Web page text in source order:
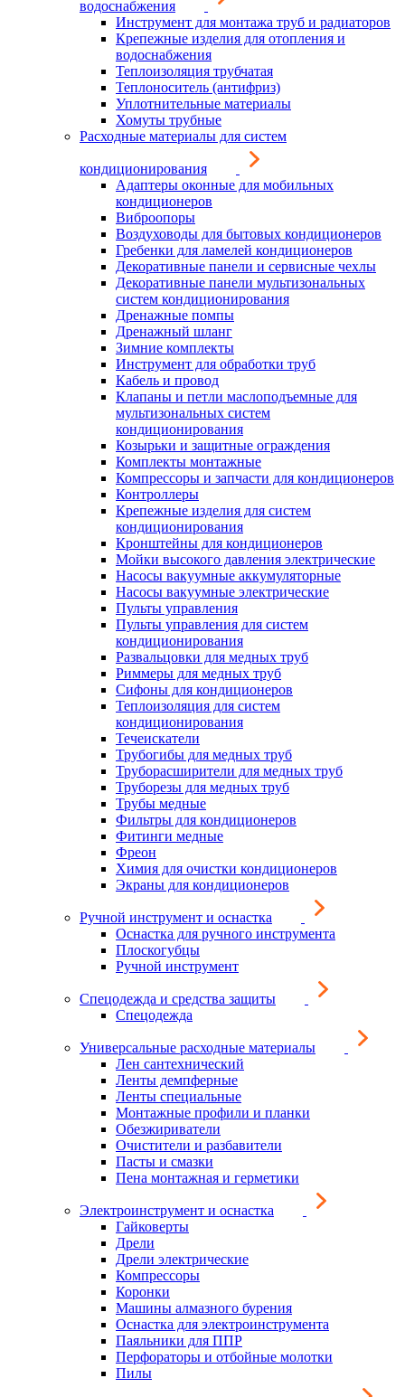
водоснабжения
Инструмент для монтажа труб и радиаторов
Крепежные изделия для отопления и
водоснабжения
Теплоизоляция трубчатая
Теплоноситель (антифриз)
Уплотнительные материалы
Хомуты трубные
Расходные материалы для систем
кондиционирования
Адаптеры оконные для мобильных
кондиционеров
Виброопоры
Воздуховоды для бытовых кондиционеров
Гребенки для ламелей кондиционеров
Декоративные панели и сервисные чехлы
Декоративные панели мультизональных
систем кондиционирования
Дренажные помпы
Дренажный шланг
Зимние комплекты
Инструмент для обработки труб
Кабель и провод
Клапаны и петли маслоподъемные для
мультизональных систем
кондиционирования
Козырьки и защитные ограждения
Комплекты монтажные
Компрессоры и запчасти для кондиционеров
Контроллеры
Крепежные изделия для систем
кондиционирования
Кронштейны для кондиционеров
Мойки высокого давления электрические
Насосы вакуумные аккумуляторные
Насосы вакуумные электрические
Пульты управления
Пульты управления для систем
кондиционирования
Развальцовки для медных труб
Риммеры для медных труб
Сифоны для кондиционеров
Теплоизоляция для систем
кондиционирования
Течеискатели
Трубогибы для медных труб
Труборасширители для медных труб
Труборезы для медных труб
Трубы медные
Фильтры для кондиционеров
Фитинги медные
Фреон
Химия для очистки кондиционеров
Экраны для кондиционеров
Ручной инструмент и оснастка
Оснастка для ручного инструмента
Плоскогубцы
Ручной инструмент
Спецодежда и средства защиты
Спецодежда
Универсальные расходные материалы
Лен сантехнический
Ленты демпферные
Ленты специальные
Монтажные профили и планки
Обезжириватели
Очистители и разбавители
Пасты и смазки
Пена монтажная и герметики
Электроинструмент и оснастка
Гайковерты
Дрели
Дрели электрические
Компрессоры
Коронки
Машины алмазного бурения
Оснастка для электроинструмента
Паяльники для ППР
Перфораторы и отбойные молотки
Пилы